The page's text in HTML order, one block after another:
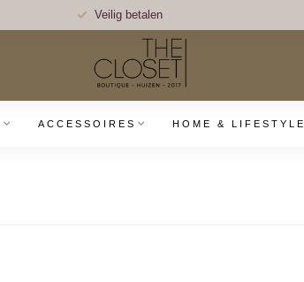
Veilig betalen
ACCESSOIRES HOME & LIFESTYLE